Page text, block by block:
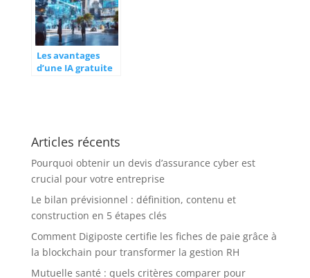
Les avantages
d’une IA gratuite
Articles récents
Pourquoi obtenir un devis d’assurance cyber est
crucial pour votre entreprise
Le bilan prévisionnel : définition, contenu et
construction en 5 étapes clés
Comment Digiposte certifie les fiches de paie grâce à
la blockchain pour transformer la gestion RH
Mutuelle santé : quels critères comparer pour